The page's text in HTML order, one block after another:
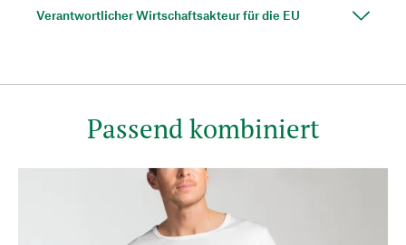
Verantwortlicher Wirtschaftsakteur für die EU
Passend kombiniert